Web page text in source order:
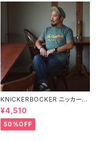
KNICKERBOCKER ニッカーボ
ッカー GREEN ハンプトン Tシ
ャツ
¥4,510
50%OFF